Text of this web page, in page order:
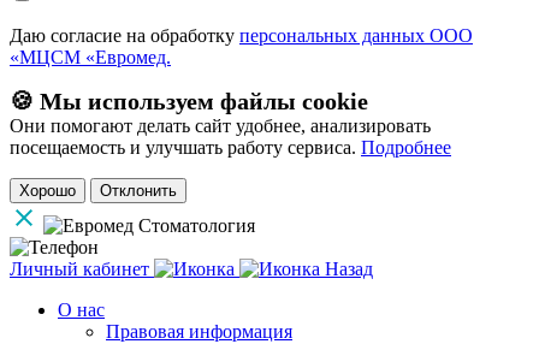
Даю согласие на обработку персональных данных ООО
«МЦСМ «Евромед.
🍪 Мы используем файлы cookie
Они помогают делать сайт удобнее, анализировать
посещаемость и улучшать работу сервиса. Подробнее
Хорошо Отклонить
Личный кабинет
Назад
О нас
Правовая информация